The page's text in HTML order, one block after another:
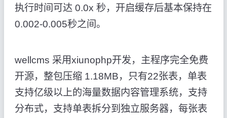
执行时间可达 0.0x 秒，开启缓存后基本保持在
0.002-0.005秒之间。
wellcms 采用xiunophp开发，主程序完全免费
开源，整包压缩 1.18MB，只有22张表，单表
支持亿级以上的海量数据内容管理系统，支持
分布式，支持单表拆分到独立服务器，每张表